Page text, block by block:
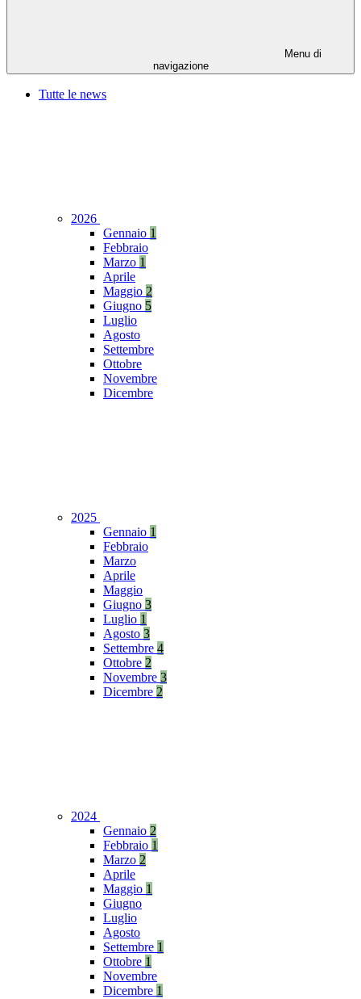
Menu di
navigazione
Tutte le news
2026
Gennaio 1
Febbraio
Marzo 1
Aprile
Maggio 2
Giugno 5
Luglio
Agosto
Settembre
Ottobre
Novembre
Dicembre
2025
Gennaio 1
Febbraio
Marzo
Aprile
Maggio
Giugno 3
Luglio 1
Agosto 3
Settembre 4
Ottobre 2
Novembre 3
Dicembre 2
2024
Gennaio 2
Febbraio 1
Marzo 2
Aprile
Maggio 1
Giugno
Luglio
Agosto
Settembre 1
Ottobre 1
Novembre
Dicembre 1